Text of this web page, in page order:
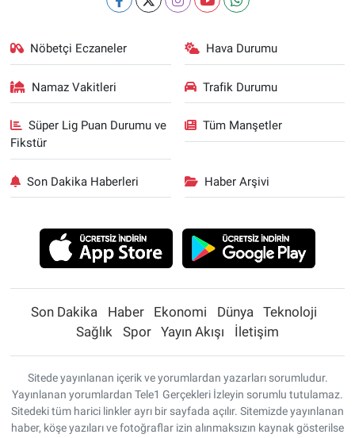
Nöbetçi Eczaneler Hava Durumu
Namaz Vakitleri Trafik Durumu
Süper Lig Puan Durumu ve
Fikstür
Tüm Manşetler
Son Dakika Haberleri Haber Arşivi
Son Dakika Haber Ekonomi Dünya
Teknoloji
Sağlık
Spor Yayın Akışı İletişim
Sitede yayınlanan içerik ve yorumlardan yazarları sorumludur.
Yayınlanan yorumlardan Tele1 Gerçekleri İzleyin sorumlu tutulamaz.
Sitedeki tüm harici linkler ayrı bir sayfada açılır. Sitemizde yayınlanan
haber, köşe yazıları ve fotoğraflar izin alınmaksızın kaynak gösterilse